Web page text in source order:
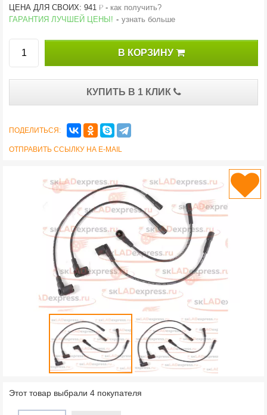
ЦЕНА ДЛЯ СВОИХ: 941 й - как получить?
ГАРАНТИЯ ЛУЧШЕЙ ЦЕНЫ! - узнать больше
В КОРЗИНУ
КУПИТЬ В 1 КЛИК
ПОДЕЛИТЬСЯ:
ОТПРАВИТЬ ССЫЛКУ НА E-MAIL
Этот товар выбрали 4 покупателя